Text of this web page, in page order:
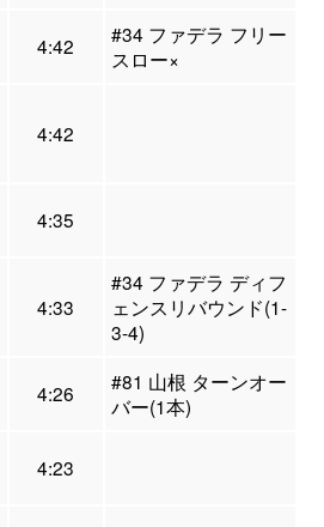
4:42
#34 ファデラ フリー
スロー×
4:42
4:35
4:33
#34 ファデラ ディフ
ェンスリバウンド(1-
3-4)
4:26
#81 山根 ターンオー
バー(1本)
4:23